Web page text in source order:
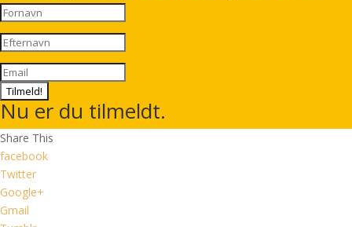
Tilmeld!
Nu er du tilmeldt.
Share This
facebook
Twitter
Google+
Gmail